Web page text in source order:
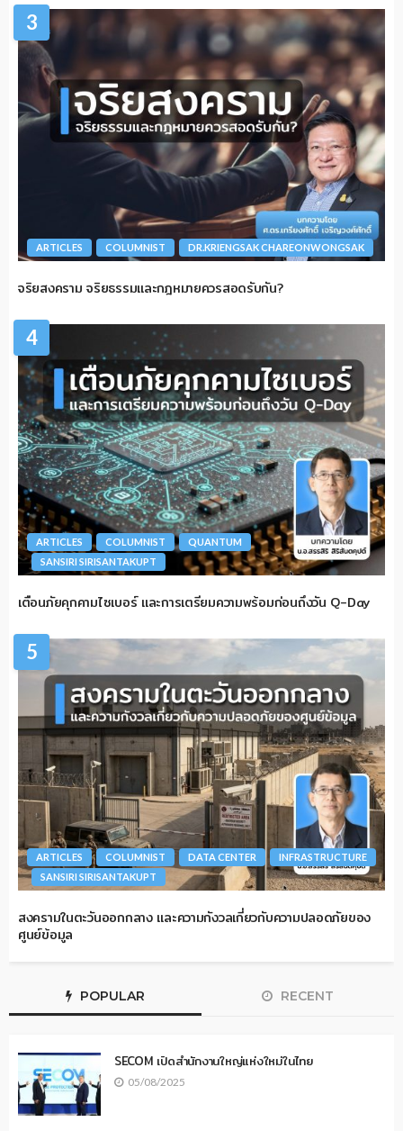
3
ARTICLES COLUMNIST DR.KRIENGSAK CHAREONWONGSAK
จริยสงคราม จริยธรรมและกฎหมายควรสอดรับกัน?
4
ARTICLES COLUMNIST
QUANTUM
SANSIRI SIRISANTAKUPT
เตือนภัยคุกคามไซเบอร์ และการเตรียมความพร้อมก่อนถึงวัน Q-Day
5
ARTICLES COLUMNIST DATA CENTER
INFRASTRUCTURE
SANSIRI SIRISANTAKUPT
สงครามในตะวันออกกลาง และความกังวลเกี่ยวกับความปลอดภัยของ
ศูนย์ข้อมูล
POPULAR RECENT
SECOM เปิดสำนักงานใหญ่แห่งใหม่ในไทย
05/08/2025